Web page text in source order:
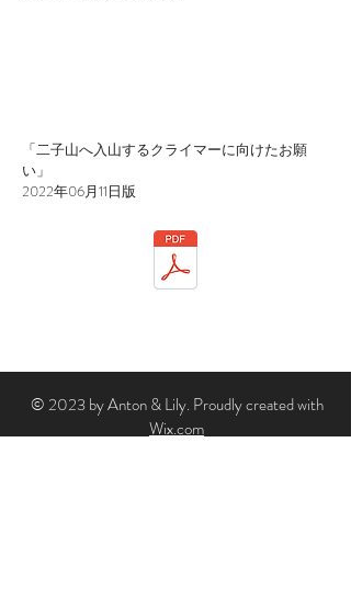
「二子山へ入山するクライマーに向けたお願
い」
​2022年06月11日版
© 2023 by Anton & Lily. Proudly created with
Wix.com